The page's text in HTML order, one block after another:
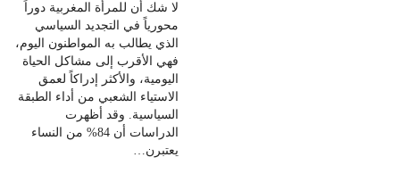
لا شك أن للمرأة المغربية دوراً
محورياً في التجديد السياسي
الذي يطالب به المواطنون اليوم،
فهي الأقرب إلى مشاكل الحياة
اليومية، والأكثر إدراكاً لعمق
الاستياء الشعبي من أداء الطبقة
السياسية. وقد أظهرت
الدراسات أن 84% من النساء
يعتبرن…